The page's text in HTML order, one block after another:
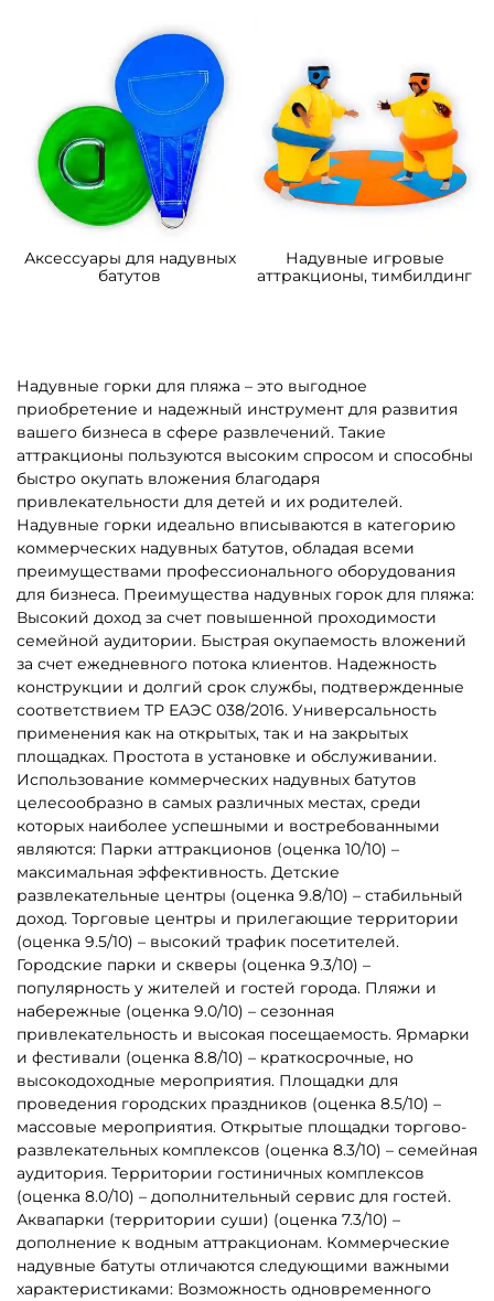
В НАЛИЧИИ
«Подводный мир 2»
4*3,5*2,5 м
От 109 200 ₽
В НАЛИЧИИ
моря 4», 10*5*5 м
От 306 900 ₽
В НАЛИЧИИ
5
B-16131 Коммерческий
надувной батут «Чудо-
сафари», 6*4*2,8 м
От 152 800 ₽
В НАЛИЧИИ
5
B-16483 Коммерческий
надувной батут «Тигриная
страна 5», 9*5*5 м
От 294 000 ₽
В НАЛИЧИИ
B-16123 Коммерческий
надувной батут «Сафари
Ультра 2», 12*6*7 м
От 452 500 ₽
B-16650 Батут «Торт» с
горкой 7 х 4,7х 5м
325 710 ₽
310 200 ₽